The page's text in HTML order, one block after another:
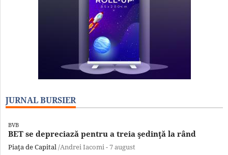
JURNAL BURSIER
BVB
BET se depreciază pentru a treia şedinţă la rând
Piaţa de Capital/Andrei Iacomi -7 august